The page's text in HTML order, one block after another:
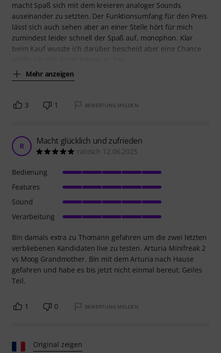
macht Spaß sich mit dem kreieren analoger Sounds
auseinander zu setzten. Der Funktionsumfang für den Preis
lässt sich auch sehen aber an einer Stelle hört für mich
zumindest leider schnell der Spaß auf, monophon. Klar
beim Kauf wusste ich darüber bescheid aber eine Chance
Mehr anzeigen
3 1 BEWERTUNG MELDEN
R Macht glücklich und zufrieden
ralosch 12.06.2025
Bin damals extra zu Thomann gefahren um die zwei letzten
verbliebenen Kandidaten live zu testen. Arturia Minifreak 2
vs Moog Grandmother. Bin mit dem Arturia nach Hause
gefahren und habe es bis jetzt nicht einmal bereut. Geiles
Teil.
Bedienung
Features
Sound
Verarbeitung
1 0 BEWERTUNG MELDEN
Original zeigen